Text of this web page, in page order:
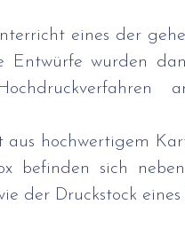
Entwürfe wurden
aus hochwertigem
befinden sich
der Druckstock eines